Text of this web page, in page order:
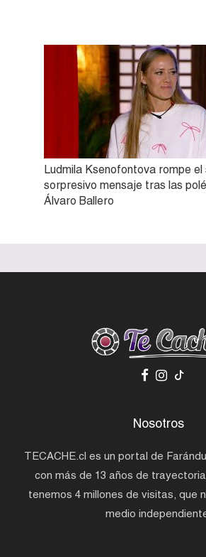
Ludmila Ksenofontova rompe el
sorpresivo mensaje tras las
Álvaro Ballero
Nosotros
TECACHE.cl es un portal de
con más de 13 años de
tenemos 4 millones de visitas, que
medio